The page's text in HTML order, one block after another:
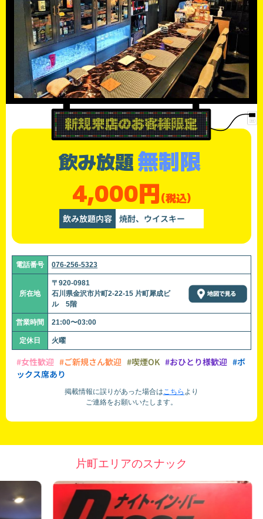
飲み放題無制限
4,000円(税込)
飲み放題内容 焼酎、ウイスキー
電話番号 076-256-5323
所在地
〒920-0981
石川県金沢市片町2-22-15 片町犀成ビ
ル 5階
営業時間 21:00〜03:00
定休日 火曜
#女性歓迎 #ご新規さん歓迎 #喫煙OK #おひとり様歓迎 #ボ
ックス席あり
掲載情報に誤りがあった場合はこちら より
ご連絡をお願いいたします。
片町エリアのスナック